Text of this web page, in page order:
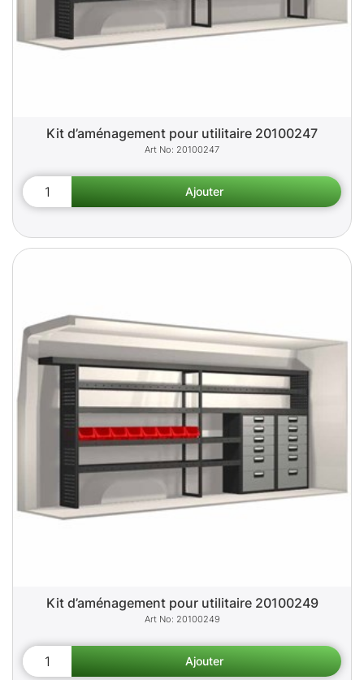
Kit d’aménagement pour utilitaire 20100247
20100247
Kit d’aménagement pour utilitaire 20100249
20100249